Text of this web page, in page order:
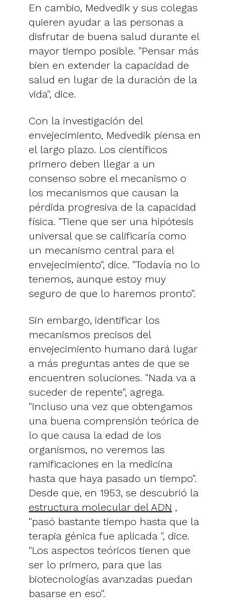
En cambio, Medvedik y sus colegas
quieren ayudar a las personas a
disfrutar de buena salud durante el
mayor tiempo posible. "Pensar más
bien en extender la capacidad de
salud en lugar de la duración de la
vida", dice.
Con la investigación del
envejecimiento, Medvedik piensa en
el largo plazo. Los científicos
primero deben llegar a un
consenso sobre el mecanismo o
los mecanismos que causan la
pérdida progresiva de la capacidad
física. "Tiene que ser una hipótesis
universal que se calificaría como
un mecanismo central para el
envejecimiento", dice. "Todavía no lo
tenemos, aunque estoy muy
seguro de que lo haremos pronto".
Sin embargo, identificar los
mecanismos precisos del
envejecimiento humano dará lugar
a más preguntas antes de que se
encuentren soluciones. "Nada va a
suceder de repente", agrega.
"Incluso una vez que obtengamos
una buena comprensión teórica de
lo que causa la edad de los
organismos, no veremos las
ramificaciones en la medicina
hasta que haya pasado un tiempo".
Desde que, en 1953, se descubrió la
estructura molecular del ADN ,
"pasó bastante tiempo hasta que la
terapia génica fue aplicada ", dice.
"Los aspectos teóricos tienen que
ser lo primero, para que las
biotecnologías avanzadas puedan
basarse en eso".